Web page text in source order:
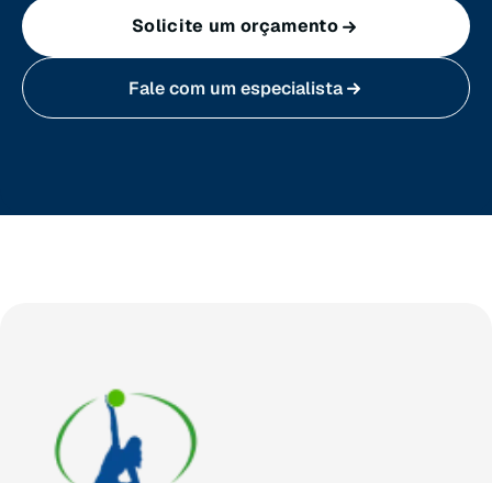
Sergipe (SE)
Tocantins (TO)
Solicite um orçamento
Fale com um especialista